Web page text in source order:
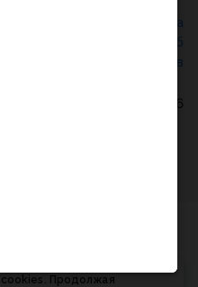
СОГЛАСИЕ на
Соглашение об
cookie-файлов
© Планета книги, 1998-2026
cookies. Продолжая